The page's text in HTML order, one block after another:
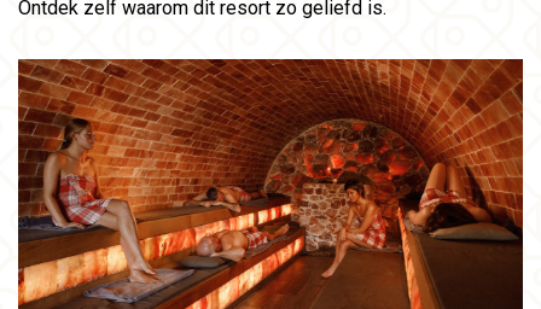
Ontdek zelf waarom dit resort zo geliefd is.